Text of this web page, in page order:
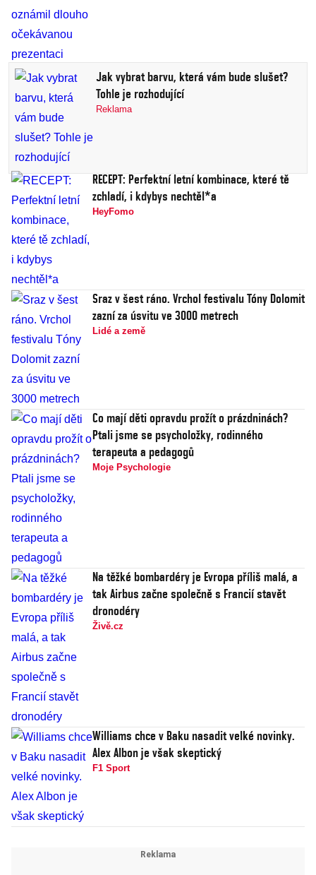
Jak vybrat barvu, která vám bude slušet?
Tohle je rozhodující
Reklama
RECEPT: Perfektní letní kombinace, které tě
zchladí, i kdybys nechtěl*a
HeyFomo
Sraz v šest ráno. Vrchol festivalu Tóny Dolomit
zazní za úsvitu ve 3000 metrech
Lidé a země
Co mají děti opravdu prožít o prázdninách?
Ptali jsme se psycholožky, rodinného
terapeuta a pedagogů
Moje Psychologie
Na těžké bombardéry je Evropa příliš malá, a
tak Airbus začne společně s Francií stavět
dronodéry
Živě.cz
Williams chce v Baku nasadit velké novinky.
Alex Albon je však skeptický
F1 Sport